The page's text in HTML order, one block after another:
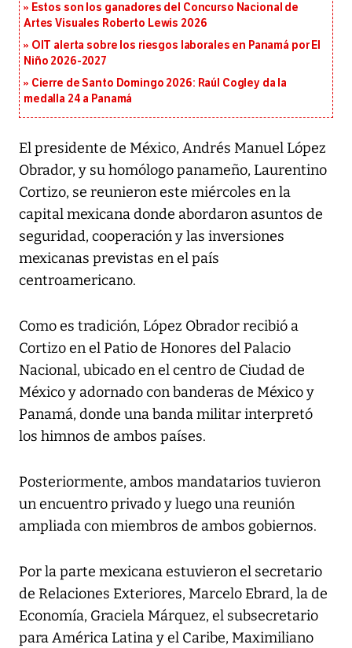
Estos son los ganadores del Concurso Nacional de
Artes Visuales Roberto Lewis 2026
OIT alerta sobre los riesgos laborales en Panamá por El
Niño 2026-2027
Cierre de Santo Domingo 2026: Raúl Cogley da la
medalla 24 a Panamá
El presidente de México, Andrés Manuel López
Obrador, y su homólogo panameño, Laurentino
Cortizo, se reunieron este miércoles en la
capital mexicana donde abordaron asuntos de
seguridad, cooperación y las inversiones
mexicanas previstas en el país
centroamericano.
Como es tradición, López Obrador recibió a
Cortizo en el Patio de Honores del Palacio
Nacional, ubicado en el centro de Ciudad de
México y adornado con banderas de México y
Panamá, donde una banda militar interpretó
los himnos de ambos países.
Posteriormente, ambos mandatarios tuvieron
un encuentro privado y luego una reunión
ampliada con miembros de ambos gobiernos.
Por la parte mexicana estuvieron el secretario
de Relaciones Exteriores, Marcelo Ebrard, la de
Economía, Graciela Márquez, el subsecretario
para América Latina y el Caribe, Maximiliano